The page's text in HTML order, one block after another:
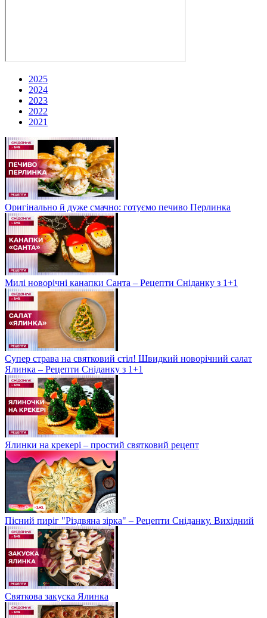
2025
2024
2023
2022
2021
Оригінально й дуже смачно: готуємо печиво Перлинка
Милі новорічні канапки Санта – Рецепти Сніданку з 1+1
Супер страва на святковий стіл! Швидкий новорічний салат
Ялинка – Рецепти Сніданку з 1+1
Ялинки на крекері – простий святковий рецепт
Пісний пиріг "Різдвяна зірка" – Рецепти Сніданку. Вихідний
Святкова закуска Ялинка